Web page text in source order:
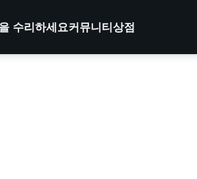
수리하세요커뮤니티상점